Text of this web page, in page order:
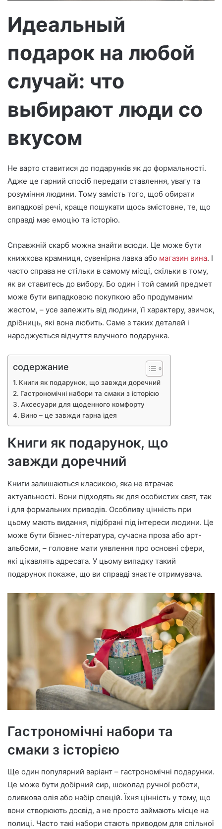
Идеальный
подарок на любой
случай: что
выбирают люди со
вкусом
Не варто ставитися до подарунків як до формальності.
Адже це гарний спосіб передати ставлення, увагу та
розуміння людини. Тому замість того, щоб обирати
випадкові речі, краще пошукати щось змістовне, те, що
справді має емоцію та історію.
Справжній скарб можна знайти всюди. Це може бути
книжкова крамниця, сувенірна лавка або магазин вина. І
часто справа не стільки в самому місці, скільки в тому,
як ви ставитесь до вибору. Бо один і той самий предмет
може бути випадковою покупкою або продуманим
жестом, – усе залежить від людини, її характеру, звичок,
дрібниць, які вона любить. Саме з таких деталей і
народжується відчуття влучного подарунка.
содержание
Книги як подарунок, що завжди доречний
Гастрономічні набори та смаки з історією
Аксесуари для щоденного комфорту
Вино – це завжди гарна ідея
Книги як подарунок, що
завжди доречний
Книги залишаються класикою, яка не втрачає
актуальності. Вони підходять як для особистих свят, так
і для формальних приводів. Особливу цінність при
цьому мають видання, підібрані під інтереси людини. Це
може бути бізнес-література, сучасна проза або арт-
альбоми, – головне мати уявлення про основні сфери,
які цікавлять адресата. У цьому випадку такий
подарунок покаже, що ви справді знаєте отримувача.
Гастрономічні набори та
смаки з історією
Ще один популярний варіант – гастрономічні подарунки.
Це може бути добірний сир, шоколад ручної роботи,
оливкова олія або набір спецій. Їхня цінність у тому, що
вони створюють досвід, а не просто займають місце на
полиці. Часто такі набори стають приводом для спільної